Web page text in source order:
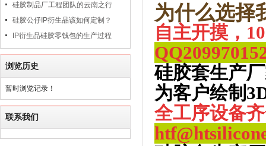
硅胶制品厂工程团队的云南之行
硅胶公仔IP衍生品该如何定制？
IP衍生品硅胶零钱包的生产过程
浏览历史
暂时浏览记录！
联系我们
为什么选择
自主开摸，
QQ
硅胶套生产
为客户绘制
全工序设备